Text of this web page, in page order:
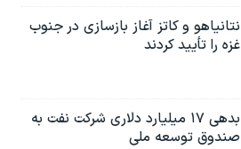
نتانیاهو و کاتز آغاز بازسازی در جنوب
غزه را تأیید کردند
بدهی ۱۷ میلیارد دلاری شرکت نفت به
صندوق توسعه ملی